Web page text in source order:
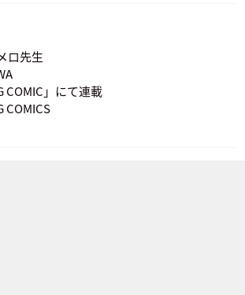
ロ先生
COMIC」にて連載
COMICS